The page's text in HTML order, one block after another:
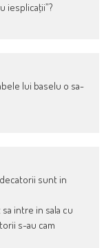
iesplicaţii”?
lui baselu o sa-
sunt in
intre in sala cu
s-au cam